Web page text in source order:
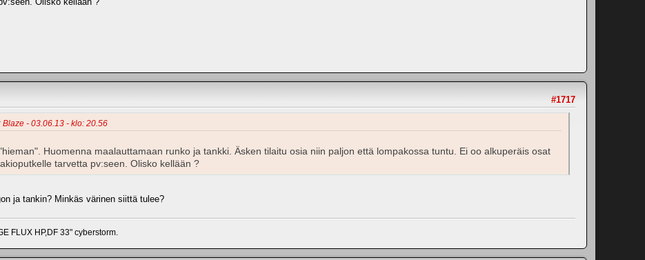
#1717
- 03.06.13 - klo: 20.56
Huomenna maalauttamaan runko ja tankki. Äsken tilaitu osia niin paljon että lompakossa tuntu. Ei oo alkuperäis osat
tarvetta pv:seen. Olisko kellään ?
ja tankin? Minkäs värinen siittä tulee?
FLUX HP,DF 33" cyberstorm.